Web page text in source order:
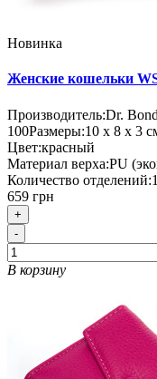
Новинка
Женские кошельки
Производитель:Dr. Bond
100Размеры:10 х 8 х 3
Цвет:красный
Материал верха:PU
Количество отделений:1
659 грн
+
-
В корзину